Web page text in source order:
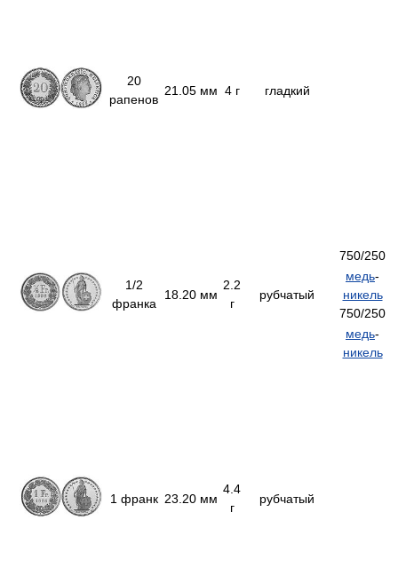
20
рапенов
21.05 мм 4 г гладкий
750/250
1/2
франка
18.20 мм
2.2
г
рубчатый
медь-
никель
750/250
1 франк 23.20 мм
4.4
г
рубчатый
медь-
никель